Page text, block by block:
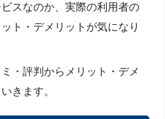
スなのか、実際の利用者の
ト・デメリットが気になり
・評判からメリット・デメ
きます。